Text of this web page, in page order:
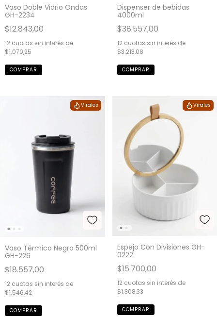
Vaso Doble Vidrio Ondas
GH-2234
$12.843,00
12 cuotas sin interés de
$1.070,25
Dispenser de bebidas
4000ml
$38.557,00
12 cuotas sin interés de
$3.213,08
Virales
Vaso Térmico Negro 500ml
GH-226
$18.557,00
12 cuotas sin interés de
$1.546,42
Virales
Espejo Con Divisiones GH-
0222
$15.700,00
12 cuotas sin interés de
$1.308,33